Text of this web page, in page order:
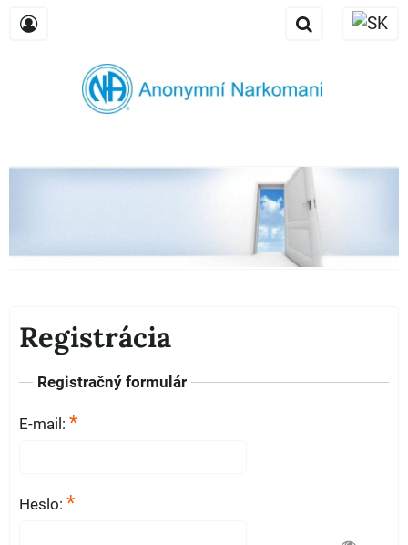
Registrácia
Registračný formulár
E-mail: *
Heslo: *